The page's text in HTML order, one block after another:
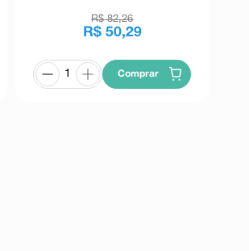
R$ 82,26
R$ 50,29
Comprar